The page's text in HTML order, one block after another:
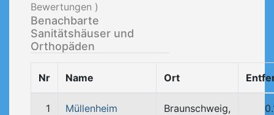
Bewertungen )
Benachbarte
Sanitätshäuser und
Orthopäden
Nr Name Ort
1
Müllenheim
Braunschweig,